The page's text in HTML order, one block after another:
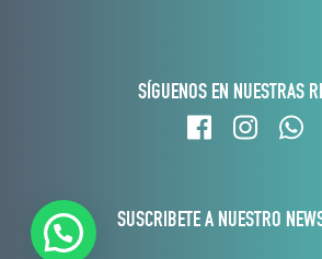
SÍGUENOS EN NUESTRAS
SUSCRIBETE A NUESTRO